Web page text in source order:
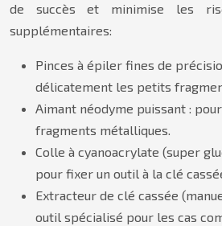
de succès et minimise les
supplémentaires:
Pinces à épiler fines de
délicatement les petits
Aimant néodyme puissant :
fragments métalliques.
Colle à cyanoacrylate (super
pour fixer un outil à la clé
Extracteur de clé cassée
outil spécialisé pour les cas